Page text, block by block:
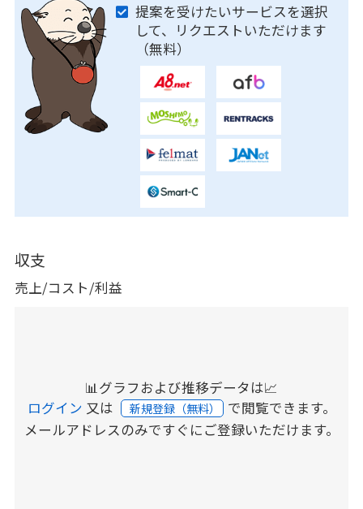
提案を受けたいサービスを選択
して、リクエストいただけます
（無料）
収支
売上/コスト/利益
📊グラフおよび推移データは📈
ログイン 又は 新規登録（無料） で閲覧できます。
メールアドレスのみですぐにご登録いただけます。